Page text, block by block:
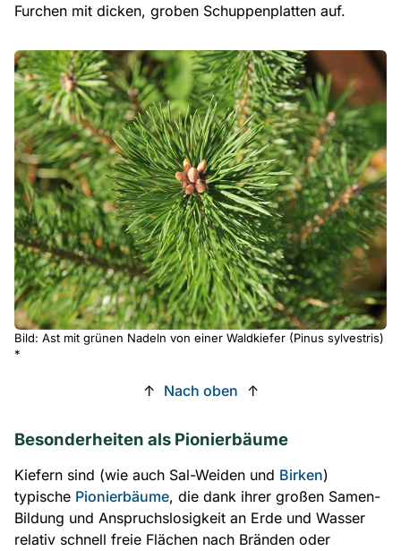
Furchen mit dicken, groben Schuppenplatten auf.
Bild: Ast mit grünen Nadeln von einer Waldkiefer (Pinus sylvestris)
*
↑ Nach oben ↑
Besonderheiten als Pionierbäume
Kiefern sind (wie auch Sal-Weiden und Birken)
typische Pionierbäume, die dank ihrer großen Samen-
Bildung und Anspruchslosigkeit an Erde und Wasser
relativ schnell freie Flächen nach Bränden oder